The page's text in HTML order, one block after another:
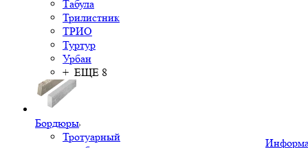
Табула
Трилистник
ТРИО
Туртур
Урбан
+ ЕЩЕ 8
Бордюры
Тротуарный